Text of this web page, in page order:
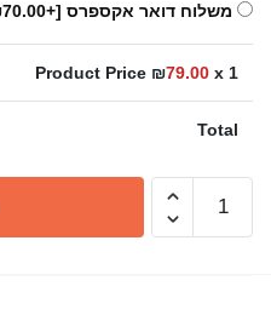
משלוח דואר אקספרס [+₪70.00]
Product Price ₪79.00 x 1
Total